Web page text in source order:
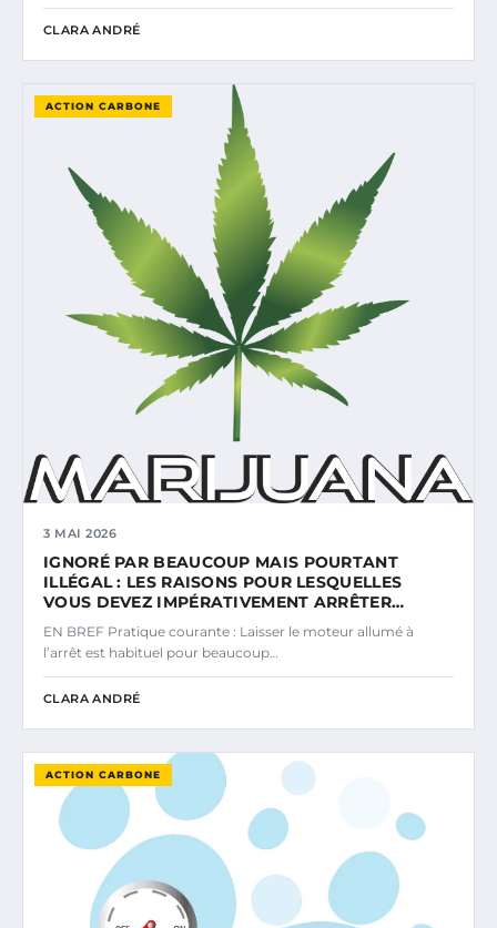
CLARA ANDRÉ
ACTION CARBONE
3 MAI 2026
IGNORÉ PAR BEAUCOUP MAIS POURTANT
ILLÉGAL : LES RAISONS POUR LESQUELLES
VOUS DEVEZ IMPÉRATIVEMENT ARRÊTER…
EN BREF Pratique courante : Laisser le moteur allumé à
l’arrêt est habituel pour beaucoup…
CLARA ANDRÉ
ACTION CARBONE